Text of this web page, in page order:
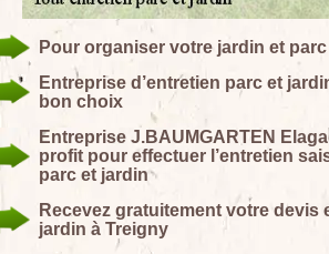
Pour organiser votre jardin et
Entreprise d’entretien parc et
bon choix
Entreprise J.BAUMGARTEN
profit pour effectuer l’entretien
parc et jardin
Recevez gratuitement votre devis
jardin à Treigny